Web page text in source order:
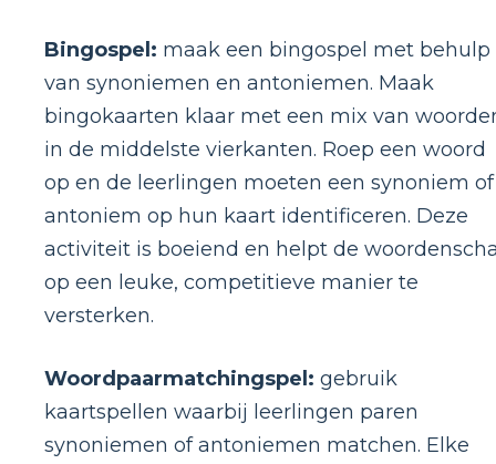
Bingospel: maak een bingospel met behulp
van synoniemen en antoniemen. Maak
bingokaarten klaar met een mix van
in de middelste vierkanten. Roep een woord
op en de leerlingen moeten een synoniem of
antoniem op hun kaart identificeren. Deze
activiteit is boeiend en helpt de
op een leuke, competitieve manier te
versterken.
Woordpaarmatchingspel: gebruik
kaartspellen waarbij leerlingen paren
synoniemen of antoniemen matchen. Elke